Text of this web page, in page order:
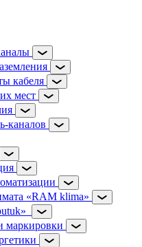
кабеля
мест
каналов
«RAM klima»
маркировки